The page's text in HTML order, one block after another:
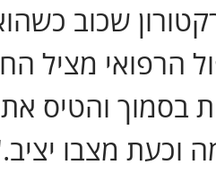
שכוב
הרפואי מציל
והטיס את
וכעת מצבו